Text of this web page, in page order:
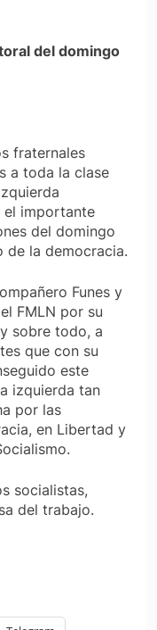
del domingo
fraternales
a toda la clase
el importante
del domingo
de la democracia.
Funes y
FMLN por su
sobre todo, a
que con su
este
izquierda tan
por las
en Libertad y
socialistas,
del trabajo.